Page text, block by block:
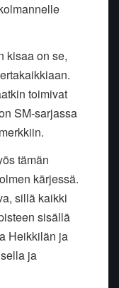
kisaa on se,
toimivat
SM-sarjassa
tämän
kärjessä.
sillä kaikki
sisällä
Heikkilän ja
ja